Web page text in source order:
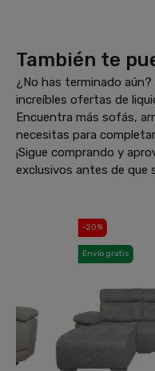
También te
¿No has terminado
increíbles ofertas de
Encuentra más sofás,
necesitas para
¡Sigue comprando y
exclusivos antes de que
Envío gratis